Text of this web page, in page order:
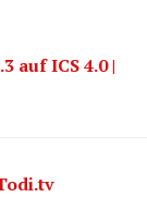
auf ICS 4.0 |